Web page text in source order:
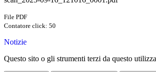
File PDF
Contatore click: 50
Notizie
Questo sito o gli strumenti terzi da questo